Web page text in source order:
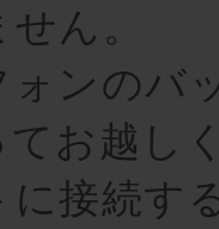
ん。
ォンのバ
お越し
に接続す